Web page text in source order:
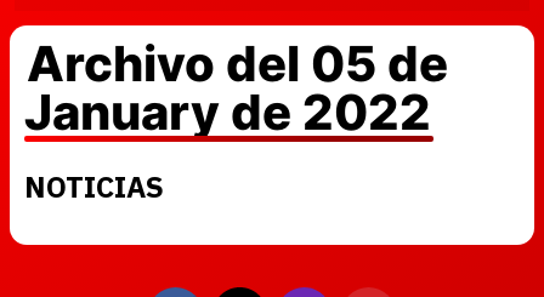
Archivo del 05 de
January de 2022
NOTICIAS